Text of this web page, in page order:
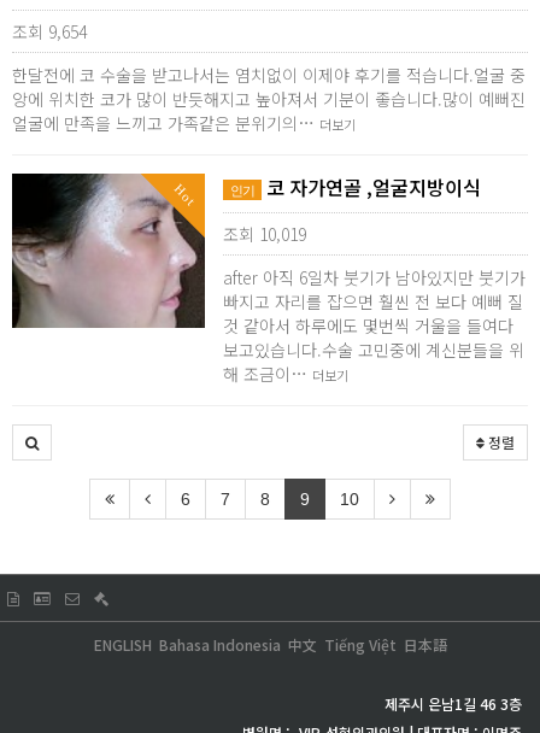
조회 9,654
한달전에 코 수술을 받고나서는 염치없이 이제야 후기를 적습니다.얼굴 중
앙에 위치한 코가 많이 반듯해지고 높아져서 기분이 좋습니다.많이 예뻐진
얼굴에 만족을 느끼고 가족같은 분위기의… 더보기
Hot 인기 코 자가연골 ,얼굴지방이식
조회 10,019
after 아직 6일차 붓기가 남아있지만 붓기가
빠지고 자리를 잡으면 훨씬 전 보다 예뻐 질
것 같아서 하루에도 몇번씩 거울을 들여다
보고있습니다.수술 고민중에 계신분들을 위
해 조금이… 더보기
정렬
6 7 8 9 10
日本語
Tiếng Việt
中文
Bahasa Indonesia
ENGLISH
제주시 은남1길 46 3층